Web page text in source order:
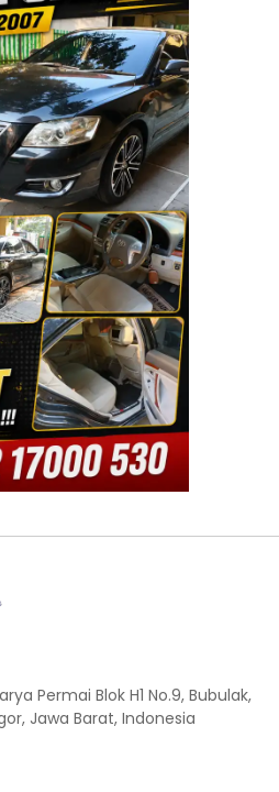
Permai Blok H1 No.9, Bubulak,
Jawa Barat, Indonesia